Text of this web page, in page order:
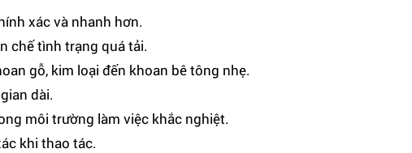
xác và nhanh hơn.
chế tình trạng quá tải.
gỗ, kim loại đến khoan bê tông nhẹ.
dài.
môi trường làm việc khắc nghiệt.
khi thao tác.